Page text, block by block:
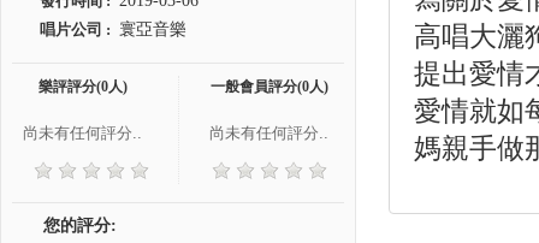
唱片公司 : 寰亞音樂
樂評評分(0人)
尚未有任何評分..
一般會員評分(0人)
尚未有任何評分..
您的評分:
高唱大灑
提出愛情
愛情就如
媽親手做